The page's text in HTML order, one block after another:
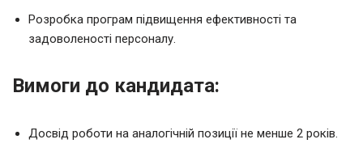
Розробка програм підвищення ефективності та
задоволеності персоналу.
Вимоги до кандидата:
Досвід роботи на аналогічній позиції не менше 2 років.